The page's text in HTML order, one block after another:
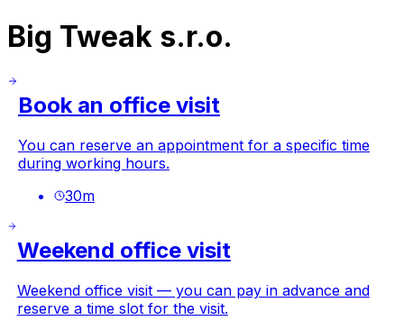
Big Tweak s.r.o.
Book an office visit
You can reserve an appointment for a specific time
during working hours.
30m
Weekend office visit
Weekend office visit — you can pay in advance and
reserve a time slot for the visit.